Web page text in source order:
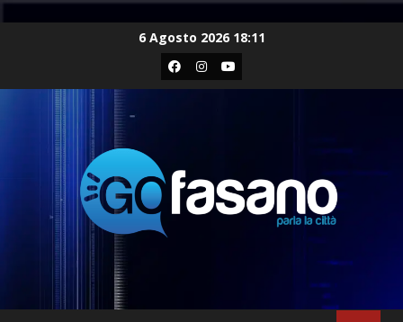
6 Agosto 2026 18:11
Facebook
Instagram
Youtube